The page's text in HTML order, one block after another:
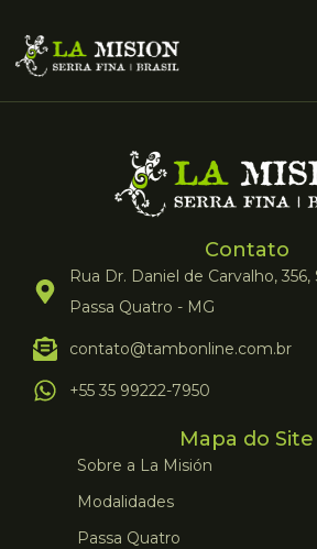
Contato
Rua Dr. Daniel de Carvalho, 356,
Passa Quatro - MG
contato@tambonline.com.br
+55 35 99222-7950
Mapa do Site
Sobre a La Misión
Modalidades
Passa Quatro